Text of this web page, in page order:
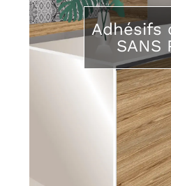
Adhésifs
SANS